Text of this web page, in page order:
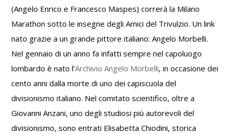
Trivulzio
(Angelo Enrico e Francesco Maspes) correrà la Milano
Marathon sotto le insegne degli Amici del Trivulzio. Un link
nato grazie a un grande pittore italiano: Angelo Morbelli.
Nel gennaio di un anno fa infatti sempre nel capoluogo
lombardo è nato l’Archivio Angelo Morbelli, in occasione dei
cento anni dalla morte di uno dei capiscuola del
divisionismo italiano. Nel comitato scientifico, oltre a
Giovanni Anzani, uno degli studiosi più autorevoli del
divisionismo, sono entrati Elisabetta Chiodini, storica